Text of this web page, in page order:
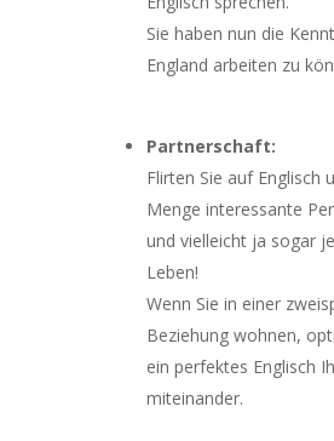
Sie haben nun die
England arbeiten zu
Partnerschaft:
Flirten Sie auf Englisch
Menge interessante
und vielleicht ja sogar
Leben!
Wenn Sie in einer
Beziehung wohnen,
ein perfektes Englisch
miteinander.